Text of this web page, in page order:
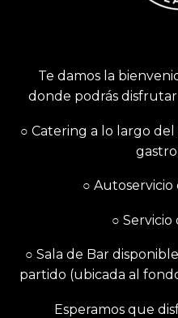
Te damos la
donde podrás
○ Catering a lo largo
○ Autoservicio
○ Servicio
○ Sala de Bar
partido (ubicada al
Esperamos que